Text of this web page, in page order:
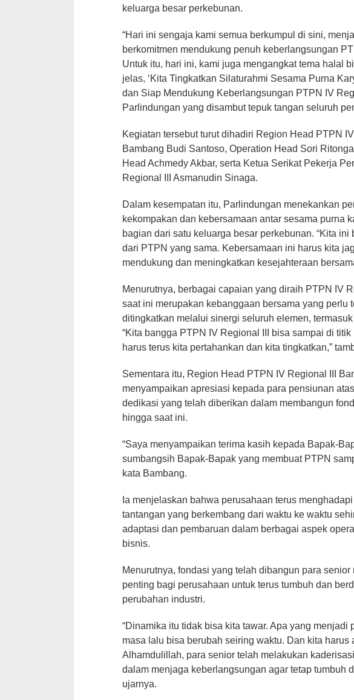
keluarga besar perkebunan.
“Hari ini sengaja kami semua berkumpul di sini,
berkomitmen mendukung penuh keberlangsungan
Untuk itu, hari ini, kami juga mengangkat tema halal
jelas, ‘Kita Tingkatkan Silaturahmi Sesama Purna
dan Siap Mendukung Keberlangsungan PTPN IV
Parlindungan yang disambut tepuk tangan seluruh
Kegiatan tersebut turut dihadiri Region Head PTPN IV
Bambang Budi Santoso, Operation Head Sori
Head Achmedy Akbar, serta Ketua Serikat Pekerja
Regional III Asmanudin Sinaga.
Dalam kesempatan itu, Parlindungan menekankan
kekompakan dan kebersamaan antar sesama purna
bagian dari satu keluarga besar perkebunan. “Kita ini
dari PTPN yang sama. Kebersamaan ini harus kita
mendukung dan meningkatkan kesejahteraan
Menurutnya, berbagai capaian yang diraih PTPN IV
saat ini merupakan kebanggaan bersama yang perlu
ditingkatkan melalui sinergi seluruh elemen,
“Kita bangga PTPN IV Regional III bisa sampai di
harus terus kita pertahankan dan kita tingkatkan,”
Sementara itu, Region Head PTPN IV Regional III
menyampaikan apresiasi kepada para pensiunan
dedikasi yang telah diberikan dalam membangun
hingga saat ini.
“Saya menyampaikan terima kasih kepada Bapak-
sumbangsih Bapak-Bapak yang membuat PTPN
kata Bambang.
Ia menjelaskan bahwa perusahaan terus
tantangan yang berkembang dari waktu ke waktu
adaptasi dan pembaruan dalam berbagai aspek
bisnis.
Menurutnya, fondasi yang telah dibangun para
penting bagi perusahaan untuk terus tumbuh dan
perubahan industri.
“Dinamika itu tidak bisa kita tawar. Apa yang menjadi
masa lalu bisa berubah seiring waktu. Dan kita harus
Alhamdulillah, para senior telah melakukan
dalam menjaga keberlangsungan agar tetap tumbuh
ujarnya.